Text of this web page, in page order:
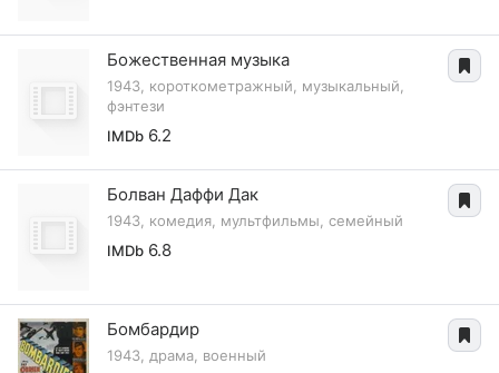
Божественная музыка
1943, короткометражный, музыкальный,
фэнтези
IMDb 6.2
Болван Даффи Дак
1943, комедия, мультфильмы, семейный
IMDb 6.8
Бомбардир
1943, драма, военный